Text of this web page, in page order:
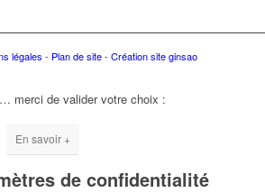
légales - Plan de site- Création site ginsao
merci de valider votre choix :
En savoir +
de confidentialité